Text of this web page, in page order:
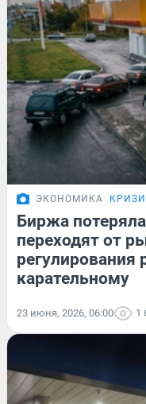
ЭКОНОМИКА
Биржа
переходят от
регулирования
карательному
23 июня, 2026, 06:00 1